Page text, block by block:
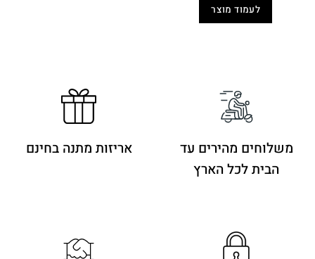
449.00 ₪.
לעמוד מוצר
משלוחים מהירים עד
הבית לכל הארץ
אריזות מתנה בחינם